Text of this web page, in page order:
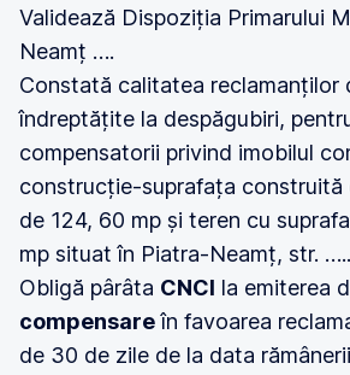
Validează Dispoziția Primarului
Neamț ….
Constată calitatea reclamanților
îndreptățite la despăgubiri,
compensatorii privind imobilul
construcție-suprafața construită
de 124, 60 mp și teren cu
mp situat în Piatra-Neamț, str.
Obligă pârâta CNCI la emiterea
compensareîn favoarea
de 30 de zile de la data